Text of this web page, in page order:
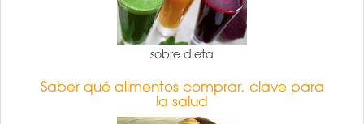
sobre dieta
Saber qué alimentos comprar, clave para
la salud